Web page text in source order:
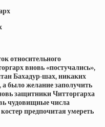
относительного
вновь «постучались»,
Бахадур-шах, никаких
было желание заполучить
защитники Читторгарха
чудовищные числа
предпочитая умереть